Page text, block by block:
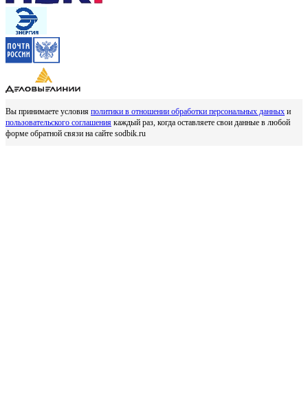
Вы принимаете условия политики в отношении обработки персональных данных и
пользовательского соглашения каждый раз, когда оставляете свои данные в любой
форме обратной связи на сайте sodbik.ru